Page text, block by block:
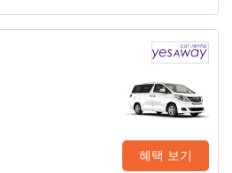
혜택 보기